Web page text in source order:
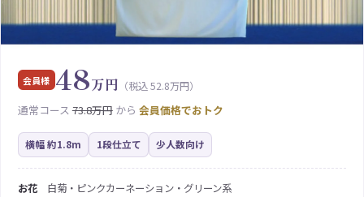
会員様 48万円 （税込 52.8万円）
通常コース73.8万円から 会員価格でおトク
横幅 約1.8m 1段仕立て 少人数向け
お花白菊・ピンクカーネーション・グリーン系